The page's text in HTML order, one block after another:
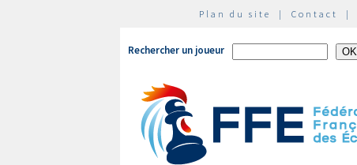
Plan du site | Contact |
Rechercher un joueur